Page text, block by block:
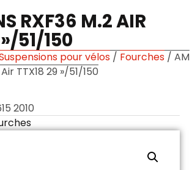
RXF36 M.2 AIR
51/150
pour vélos / Fourches / AM
TTX18 29 »/51/150
2010